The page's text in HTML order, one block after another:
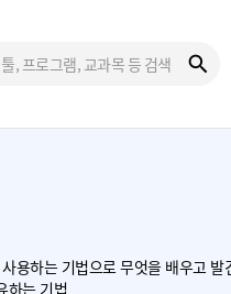
용하는 기법으로 무엇을 배우고 발
하는 기법